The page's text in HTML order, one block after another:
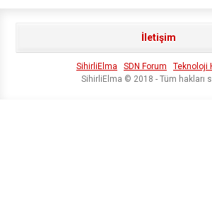
İletişim
SihirliElma SDN Forum
Teknoloji
SihirliElma © 2018 - Tüm hakları